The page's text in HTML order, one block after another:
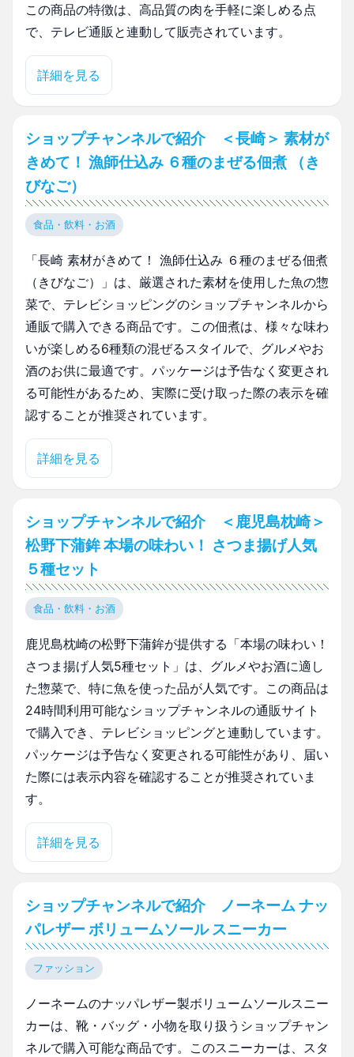
この商品の特徴は、高品質の肉を手軽に楽しめる点
で、テレビ通販と連動して販売されています。
詳細を見る
ショップチャンネルで紹介 ＜長崎＞ 素材が
きめて！ 漁師仕込み ６種のまぜる佃煮 （き
びなご）
食品・飲料・お酒
「長崎 素材がきめて！ 漁師仕込み ６種のまぜる佃煮
（きびなご）」は、厳選された素材を使用した魚の惣
菜で、テレビショッピングのショップチャンネルから
通販で購入できる商品です。この佃煮は、様々な味わ
いが楽しめる6種類の混ぜるスタイルで、グルメやお
酒のお供に最適です。パッケージは予告なく変更され
る可能性があるため、実際に受け取った際の表示を確
認することが推奨されています。
詳細を見る
ショップチャンネルで紹介 ＜鹿児島枕崎＞
松野下蒲鉾 本場の味わい！ さつま揚げ人気
５種セット
食品・飲料・お酒
鹿児島枕崎の松野下蒲鉾が提供する「本場の味わい！
さつま揚げ人気5種セット」は、グルメやお酒に適し
た惣菜で、特に魚を使った品が人気です。この商品は
24時間利用可能なショップチャンネルの通販サイト
で購入でき、テレビショッピングと連動しています。
パッケージは予告なく変更される可能性があり、届い
た際には表示内容を確認することが推奨されていま
す。
詳細を見る
ショップチャンネルで紹介 ノーネーム ナッ
パレザー ボリュームソール スニーカー
ファッション
ノーネームのナッパレザー製ボリュームソールスニー
カーは、靴・バッグ・小物を取り扱うショップチャン
ネルで購入可能な商品です。このスニーカーは、スタ